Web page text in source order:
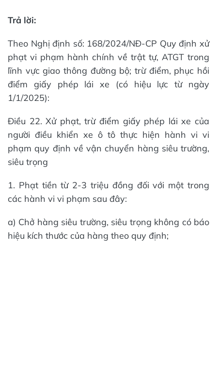
Trả lời:
Theo Nghị định số: 168/2024/NĐ-CP Quy định xử
phạt vi phạm hành chính về trật tự, ATGT trong
lĩnh vực giao thông đường bộ; trừ điểm, phục hồi
điểm giấy phép lái xe (có hiệu lực từ ngày
1/1/2025):
Điều 22. Xử phạt, trừ điểm giấy phép lái xe của
người điều khiển xe ô tô thực hiện hành vi vi
phạm quy định về vận chuyển hàng siêu trường,
siêu trọng
1. Phạt tiền từ 2-3 triệu đồng đối với một trong
các hành vi vi phạm sau đây:
a) Chở hàng siêu trường, siêu trọng không có báo
hiệu kích thước của hàng theo quy định;